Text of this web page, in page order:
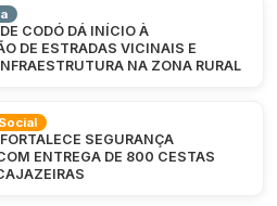
CODÓ DÁ INÍCIO À
DE ESTRADAS VICINAIS E
NA ZONA RURAL
SEGURANÇA
ENTREGA DE 800 CESTAS